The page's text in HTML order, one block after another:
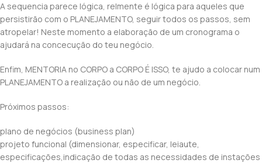
A sequencia parece lógica, relmente é lógica para aqueles que
persistirão com o PLANEJAMENTO, seguir todos os passos, sem
atropelar! Neste momento a elaboração de um cronograma o
ajudará na concecução do teu negócio.
Enfim, MENTORIA no CORPO a CORPO É ISSO, te ajudo a colocar num
PLANEJAMENTO a realização ou não de um negócio.
Próximos passos:
plano de negócios (business plan)
projeto funcional (dimensionar, especificar, leiaute,
especificações,indicação de todas as necessidades de instações